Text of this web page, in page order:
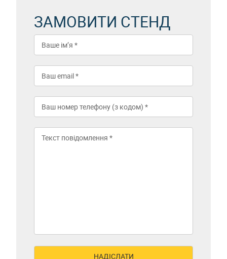
ЗАМОВИТИ СТЕНД